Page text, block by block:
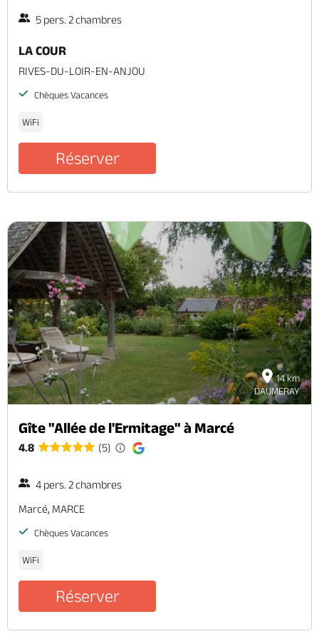
5 pers. 2 chambres
LA COUR
RIVES-DU-LOIR-EN-ANJOU
Chèques Vacances
WiFi
Réserver
14 km
DAUMERAY
Gîte "Allée de l'Ermitage" à Marcé
4.8 (5)
4 pers. 2 chambres
Marcé, MARCE
Chèques Vacances
WiFi
Réserver